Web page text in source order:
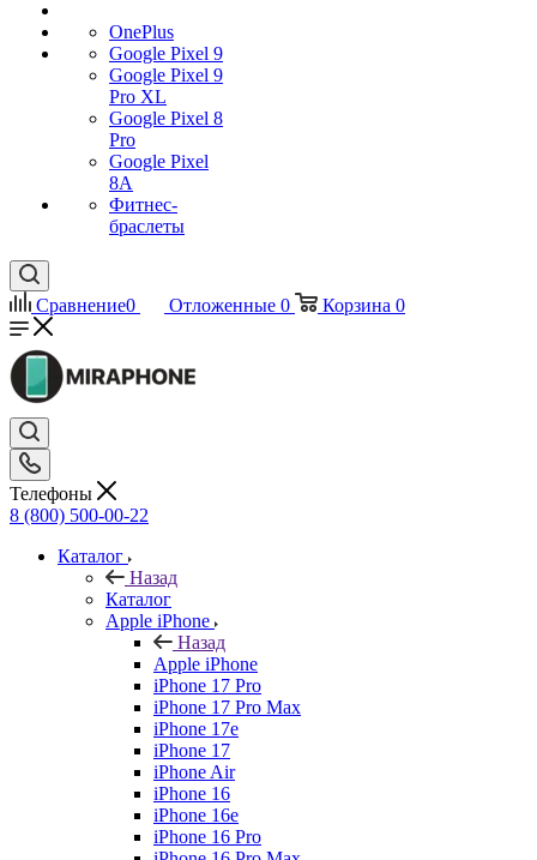
OnePlus
Google Pixel 9
Google Pixel 9
Pro XL
Google Pixel 8
Pro
Google Pixel
8A
Фитнес-
браслеты
Сравнение0 Отложенные 0 Корзина 0
Телефоны
8 (800) 500-00-22
Каталог
Назад
Каталог
Apple iPhone
Назад
Apple iPhone
iPhone 17 Pro
iPhone 17 Pro Max
iPhone 17e
iPhone 17
iPhone Air
iPhone 16
iPhone 16e
iPhone 16 Pro